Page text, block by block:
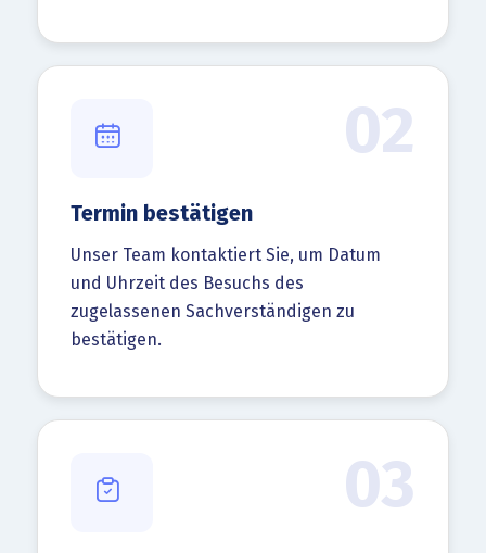
02
Termin bestätigen
Unser Team kontaktiert Sie, um Datum
und Uhrzeit des Besuchs des
zugelassenen Sachverständigen zu
bestätigen.
03